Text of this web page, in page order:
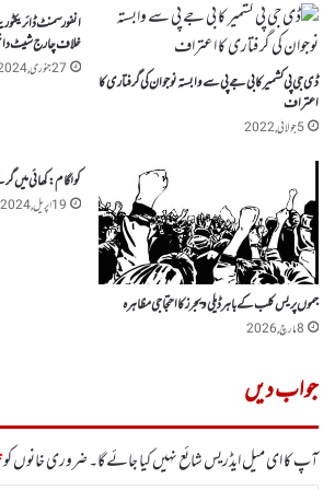
ڈی جی پی کشمیر کا بی جے پی سے وابستہ نوجوان کی گرفتاری کا
اعتراف
5 جولائی, 2022
انفورسمنٹ
خلاف چارج شیٹ
27 جنوری, 2024
جموں پریس کلب کے باہر ڈیلی ویجرز کا احتجاجی مظاہرہ
8 مارچ, 2026
کولگام :کھائی میں
19 اپریل, 2024
جواب دیں
آپ کا ای میل ایڈریس شائع نہیں کیا جائے گا۔ضروری خانوں کو